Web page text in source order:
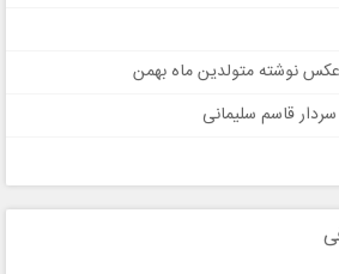
نوشته متولدین ماه بهمن
قاسم سلیمانی